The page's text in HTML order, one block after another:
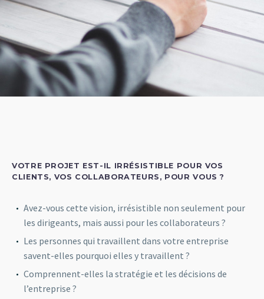
VOTRE PROJET EST-IL IRRÉSISTIBLE POUR VOS
CLIENTS, VOS COLLABORATEURS, POUR VOUS ?
Avez-vous cette vision, irrésistible non seulement pour
les dirigeants, mais aussi pour les collaborateurs ?
Les personnes qui travaillent dans votre entreprise
savent-elles pourquoi elles y travaillent ?
Comprennent-elles la stratégie et les décisions de
l’entreprise ?